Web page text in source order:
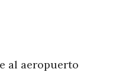
al aeropuerto